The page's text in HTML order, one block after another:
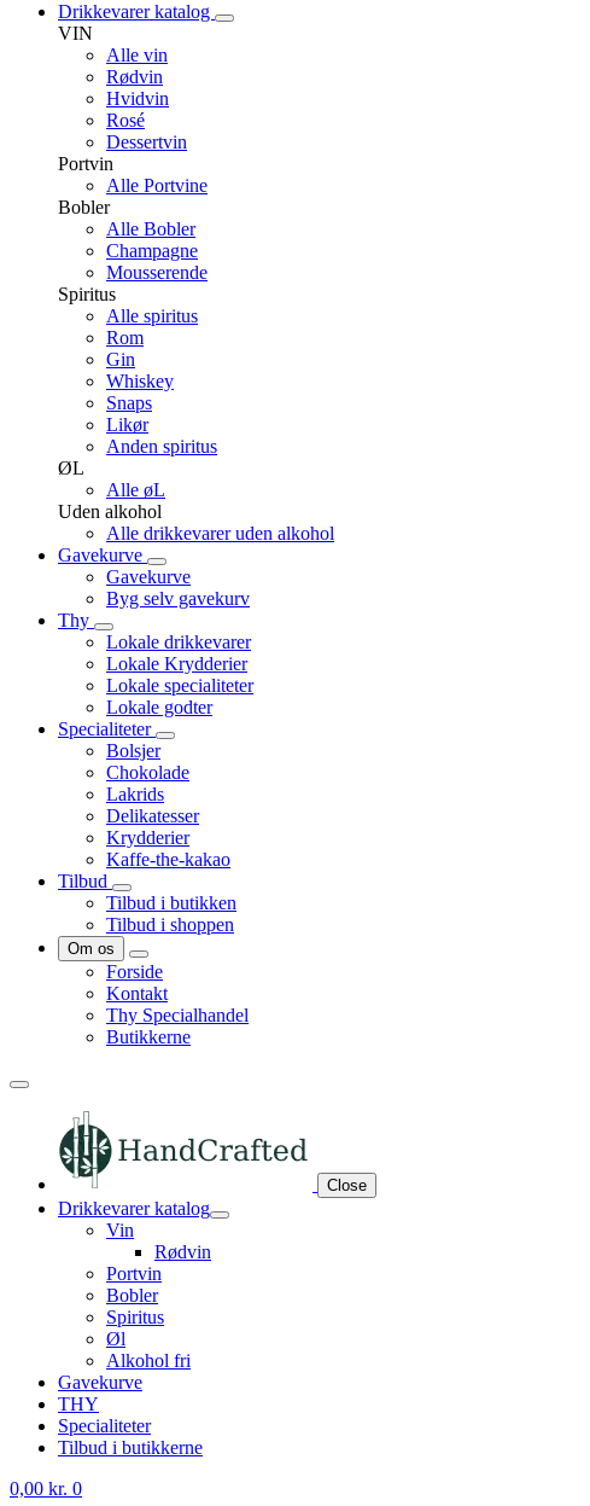
Drikkevarer katalog
VIN
Alle vin
Rødvin
Hvidvin
Rosé
Dessertvin
Portvin
Alle Portvine
Bobler
Alle Bobler
Champagne
Mousserende
Spiritus
Alle spiritus
Rom
Gin
Whiskey
Snaps
Likør
Anden spiritus
ØL
Alle øL
Uden alkohol
Alle drikkevarer uden alkohol
Gavekurve
Gavekurve
Byg selv gavekurv
Thy
Lokale drikkevarer
Lokale Krydderier
Lokale specialiteter
Lokale godter
Specialiteter
Bolsjer
Chokolade
Lakrids
Delikatesser
Krydderier
Kaffe-the-kakao
Tilbud
Tilbud i butikken
Tilbud i shoppen
Om os
Forside
Kontakt
Thy Specialhandel
Butikkerne
Close
Drikkevarer katalog
Vin
Rødvin
Portvin
Bobler
Spiritus
Øl
Alkohol fri
Gavekurve
THY
Specialiteter
Tilbud i butikkerne
0,00 kr. 0